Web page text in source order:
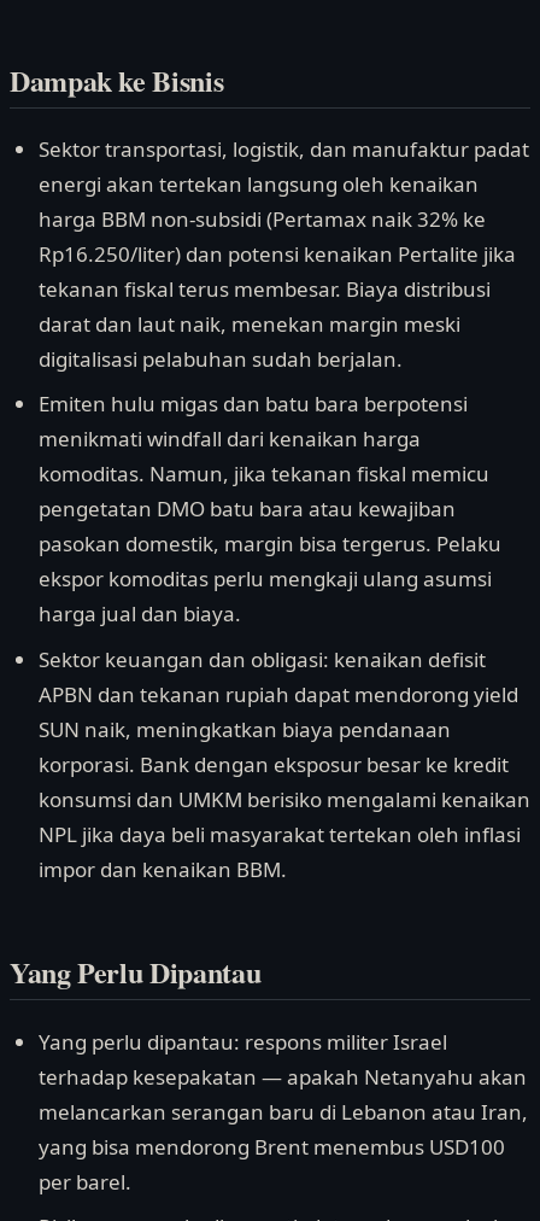
Dampak ke Bisnis
Sektor transportasi, logistik, dan manufaktur padat
energi akan tertekan langsung oleh kenaikan
harga BBM non-subsidi (Pertamax naik 32% ke
Rp16.250/liter) dan potensi kenaikan Pertalite jika
tekanan fiskal terus membesar. Biaya distribusi
darat dan laut naik, menekan margin meski
digitalisasi pelabuhan sudah berjalan.
Emiten hulu migas dan batu bara berpotensi
menikmati windfall dari kenaikan harga
komoditas. Namun, jika tekanan fiskal memicu
pengetatan DMO batu bara atau kewajiban
pasokan domestik, margin bisa tergerus. Pelaku
ekspor komoditas perlu mengkaji ulang asumsi
harga jual dan biaya.
Sektor keuangan dan obligasi: kenaikan defisit
APBN dan tekanan rupiah dapat mendorong yield
SUN naik, meningkatkan biaya pendanaan
korporasi. Bank dengan eksposur besar ke kredit
konsumsi dan UMKM berisiko mengalami kenaikan
NPL jika daya beli masyarakat tertekan oleh inflasi
impor dan kenaikan BBM.
Yang Perlu Dipantau
Yang perlu dipantau: respons militer Israel
terhadap kesepakatan — apakah Netanyahu akan
melancarkan serangan baru di Lebanon atau Iran,
yang bisa mendorong Brent menembus USD100
per barel.